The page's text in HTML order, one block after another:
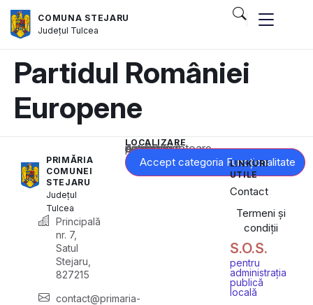
COMUNA STEJARU
Județul Tulcea
Partidul României
Europene
PRIMĂRIA
COMUNEI
STEJARU
Județul
Tulcea
Principală
nr. 7,
Satul
Stejaru,
827215
contact@primaria-
LOCALIZARE
Acest conținut este blocat până când acceptați categoria corespunzătoare de cookie-uri.
Accept categoria Funcționalitate
LINKURI
UTILE
Contact
Termeni și
condiții
S.O.S.
pentru
administrația
publică
locală